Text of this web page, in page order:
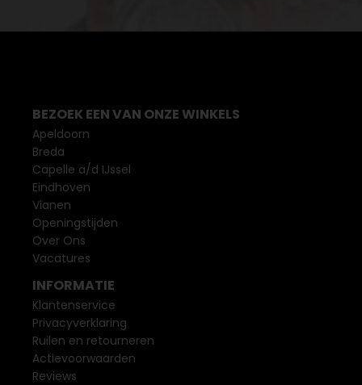
BEZOEK EEN VAN ONZE WINKELS
Apeldoorn
Breda
Capelle a/d IJssel
Eindhoven
Vianen
Openingstijden
Over Ons
Vacatures
INFORMATIE
Klantenservice
Privacyverklaring
Ruilen en retourneren
Actievoorwaarden
Reviews